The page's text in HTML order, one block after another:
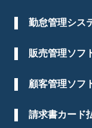
勤怠管理シス
販売管理ソフ
顧客管理ソフ
請求書カード